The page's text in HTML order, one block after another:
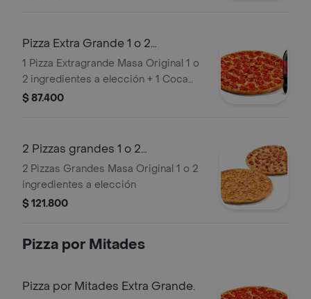
Pizza Extra Grande 1 o 2
Ingredientes y
1 Pizza Extragrande Masa Original 1 o
2 ingredientes a elección + 1 Coca
Cola Zero 1.5L
$ 87.400
2 Pizzas grandes 1 o 2
ingredientes
2 Pizzas Grandes Masa Original 1 o 2
ingredientes a elección
$ 121.800
Pizza por Mitades
Pizza por Mitades Extra Grande.